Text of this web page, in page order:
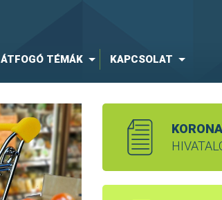
ÁTFOGÓ TÉMÁK KAPCSOLAT